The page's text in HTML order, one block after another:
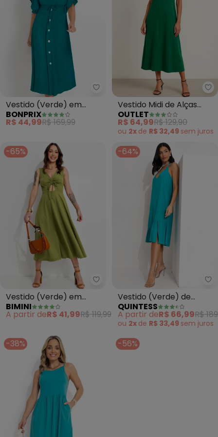
bonprix - Vestido (Verde) em
Vestido (Verde) em
Viscose Plana
BONPRIX
R$ 44,99R$ 169,99
Vestido Midi de Alças
(Verde Bandeira)
OUTLET
R$ 64,99R$ 129,90
ou 2x de R$ 32,49 sem juros
-65%
Bimini - Vestido (Verde) em
Vestido (Verde) em
Malha Piquet
BIMINI
A partir deR$ 41,99R$ 119,99
-64%
Vestido (Verde) de
Alcinha
QUINTESS
A partir deR$ 66,99R$
ou 2x de R$ 33,49 sem juros
-38% -56%